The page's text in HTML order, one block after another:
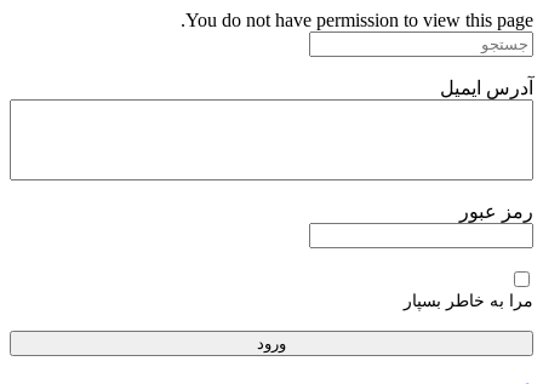
پرش
به
You do not have permission to view this page.
آدرس ایمیل
رمز عبور
مرا به خاطر بسپار